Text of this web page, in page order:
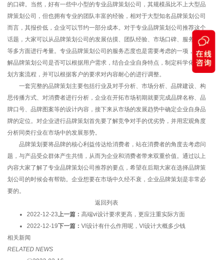
的口碑。当然，好有一些中小型的专业品牌策划公司，其规模虽比不上大型品
牌策划公司，但也拥有专业的团队丰富的经验，相对于大型知名品牌策划公司
而言，其报价低，企业可以节约一部分成本。对于专业品牌策划公司推荐这个
话题，大家可以从品牌策划公司的发展估摸、团队经验、市场口碑、服务态度
等多方面进行考量。专业品牌策划公司的服务态度也是需要考虑的一项，要了
解品牌策划公司是否可以根据用户需求，结合企业自身特点，制定科学化的策
划方案流程，并可以根据客户的要求对内容耐心的进行调整。
一套完整的品牌策划主要包括行业及对手分析、市场分析、品牌建设、构
思传播方式、对消费者进行分析，企业在开拓市场初期就要完成品牌名称、品
牌口号、品牌图案等的设计内容，接下来从市场的发展趋势中确定企业自身品
牌的定位。对企业进行品牌策划首先要了解竞争对手的优劣势，并用宏观角度
分析同类行业在市场中的发展形势。
品牌策划要将品牌的核心利益传达给消费者，站在消费者的角度去考虑问
题，与产品受众群体产生共情，从而为企业和消费者带来双重价值。通过以上
内容大家了解了专业品牌策划公司推荐的要点，希望在后期大家在选择品牌策
划公司的时候会有帮助。企业想要在市场中久经不衰，企业品牌策划是非常必
要的。
返回列表
2022-12-23上一篇： 高端vi设计要求更高，更应注重实际方面
2022-12-19下一篇： VI设计有什么作用呢，VI设计大概多少钱
相关新闻
RELATED NEWS